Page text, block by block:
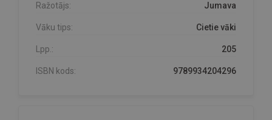
Ražotājs: Jumava
Vāku tips: Cietie vāki
Lpp.: 205
ISBN kods: 9789934204296